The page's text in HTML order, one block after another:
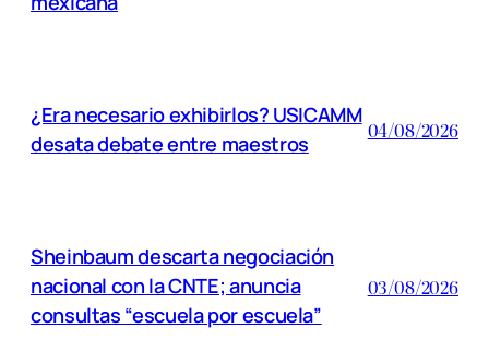
¿Era necesario exhibirlos? USICAMM
desata debate entre maestros
04/08/2026
Sheinbaum descarta negociación
nacional con la CNTE; anuncia
consultas “escuela por escuela”
03/08/2026